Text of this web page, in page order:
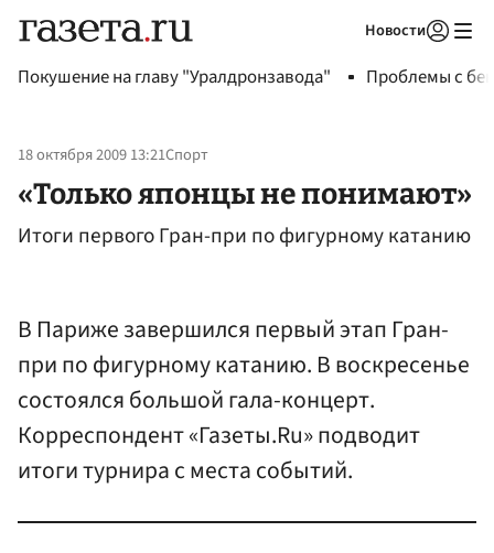
Новости
Покушение на главу "Уралдронзавода" Проблемы с
18 октября 2009 13:21Спорт
«Только японцы не понимают»
Итоги первого Гран-при по фигурному катанию
В Париже завершился первый этап Гран-
при по фигурному катанию. В воскресенье
состоялся большой гала-концерт.
Корреспондент «Газеты.Ru» подводит
итоги турнира с места событий.